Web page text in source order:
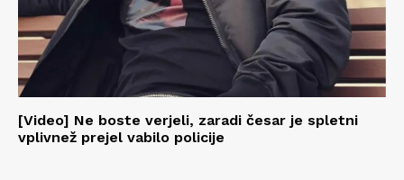
[Video] Ne boste verjeli, zaradi česar je spletni
vplivnež prejel vabilo policije